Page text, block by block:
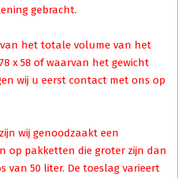
gebracht.
het totale volume van het
x 58 of waarvan het gewicht
wij u eerst contact met ons op
wij genoodzaakt een
op pakketten die groter zijn dan
van 50 liter. De toeslag varieert